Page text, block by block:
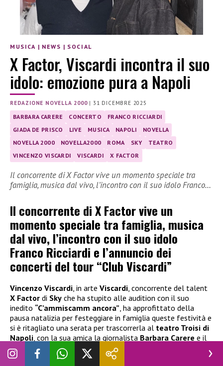
MUSICA | NEWS | SOCIAL
X Factor, Viscardi incontra il suo
idolo: emozione pura a Napoli
REDAZIONE NOVELLA 2000|31 DICEMBRE 2025
BARBARA CARERE CONCERTO
FRANCO RICCIARDI
GIADA DE PRISCO
LIVE MUSICA NAPOLI
NOVELLA
NOVELLA 2000
NOVELLA2000 ROMA SKY
TEATRO
VINCENZO VISCARDI
VISCARDI X FACTOR
Il concorrente di X Factor vive un momento speciale tra
famiglia, musica dal vivo, l’incontro con il suo idolo Franco…
Il concorrente di X Factor vive un
momento speciale tra famiglia, musica
dal vivo, l’incontro con il suo idolo
Franco Ricciardi e l’annuncio dei
concerti del tour “Club Viscardi”
Vincenzo Viscardi , in arte Viscardi , concorrente del talent
X Factor di Sky che ha stupito alle audition con il suo
inedito “C’ammiscamm ancora” , ha approfittato della
pausa natalizia per festeggiare in famiglia queste festività e
si è ritagliato una serata per trascorrerla al teatro Troisi di
Napoli , con la sua amica la giornalista Barbara Carere e il
duo produttoreGiada De Prisco
del suo idolo musicaleFranco Ricciardi
e per conoscerlo da